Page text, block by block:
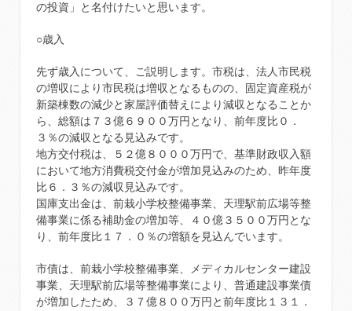
の投資」と名付けたいと思います。
○歳入
先ず歳入について、ご説明します。市税は、法人市民税
の増収により市民税は増収となるものの、固定資産税が
新築棟数の減少と家屋評価替えにより減収となることか
ら、総額は７３億６９００万円となり、前年度比０．
３％の減収となる見込みです。
地方交付税は、５２億８０００万円で、基準財政収入額
において地方消費税交付金が増加見込みのため、昨年度
比６．３％の減収見込みです。
国庫支出金は、前栽小学校整備事業、天理駅前広場等整
備事業に係る補助金の増加等、４０億３５００万円とな
り、前年度比１７．０％の増額を見込んでいます。
市債は、前栽小学校整備事業、メディカルセンター建設
事業、天理駅前広場等整備事業により、普通建設事業債
が増加したため、３７億８００万円と前年度比１３１．